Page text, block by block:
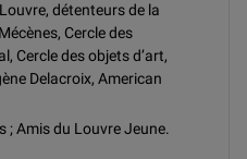
détenteurs de la
Cercle des
Cercle des objets d’art,
Delacroix, American
; Amis du Louvre Jeune.